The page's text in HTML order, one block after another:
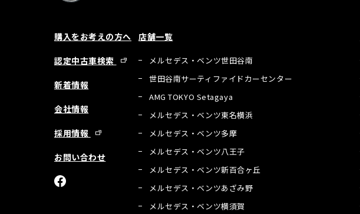
購入をお考えの方へ
認定中古車検索
新着情報
会社情報
採用情報
お問い合わせ
店舗一覧
メルセデス・ベンツ世田谷南
世田谷南サーティファイドカーセンター
AMG TOKYO Setagaya
メルセデス・ベンツ東名横浜
メルセデス・ベンツ多摩
メルセデス・ベンツ八王子
メルセデス・ベンツ新百合ヶ丘
メルセデス・ベンツあざみ野
メルセデス・ベンツ横須賀